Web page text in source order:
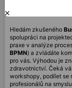
Hledám zkušeného
spolupráci na
praxe v analýze
BPMN) a zvládáte
pro vás. Výhodou je
zdravotnictví. Čeká
workshopy, podílet se
profesionálů na